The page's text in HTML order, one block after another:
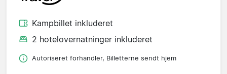
Kampbillet inkluderet
2 hotelovernatninger inkluderet
Autoriseret forhandler, Billetterne sendt hjem